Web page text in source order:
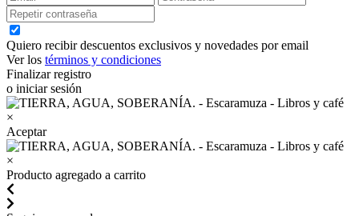
Quiero recibir descuentos exclusivos y novedades por email
Ver los términos y condiciones
Finalizar registro
o iniciar sesión
×
Aceptar
×
Producto agregado a carrito